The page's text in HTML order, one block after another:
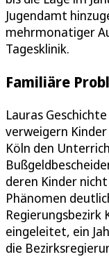
Jugendamt
mehrmonatiger
Tagesklinik.
Familiäre
Lauras
verweigern Kinder
Köln den
deren Kinder
Phänomen
Regierungsbezirk
eingeleitet, ein
die